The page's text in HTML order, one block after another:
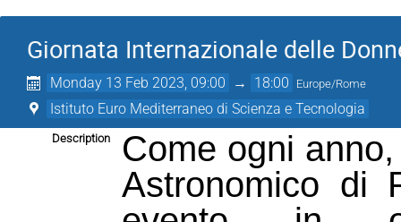
Giornata Internazionale delle
Monday 13 Feb 2023, 09:00 → 18:00 Europe/Rome
Istituto Euro Mediterraneo di Scienza e Tecnologia
Description
Come ogni
Astronomico di